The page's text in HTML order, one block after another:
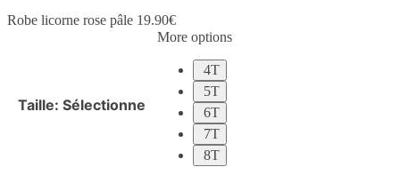
rose
Robe licorne rose pâle 19.90€
Taille: Sélectionne
More options
4T
5T
6T
7T
8T